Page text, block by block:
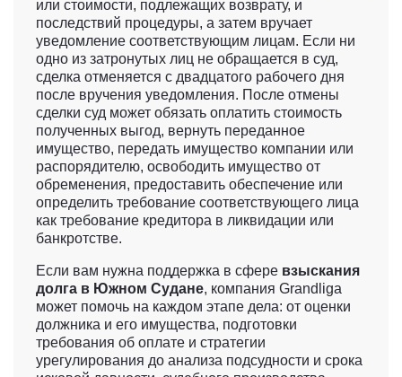
или стоимости, подлежащих возврату, и
последствий процедуры, а затем вручает
уведомление соответствующим лицам. Если ни
одно из затронутых лиц не обращается в суд,
сделка отменяется с двадцатого рабочего дня
после вручения уведомления. После отмены
сделки суд может обязать оплатить стоимость
полученных выгод, вернуть переданное
имущество, передать имущество компании или
распорядителю, освободить имущество от
обременения, предоставить обеспечение или
определить требование соответствующего лица
как требование кредитора в ликвидации или
банкротстве.
Если вам нужна поддержка в сфере взыскания
долга в Южном Судане, компания Grandliga
может помочь на каждом этапе дела: от оценки
должника и его имущества, подготовки
требования об оплате и стратегии
урегулирования до анализа подсудности и срока